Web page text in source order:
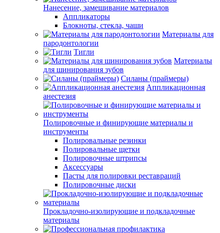
Нанесение, замешивание материалов
Аппликаторы
Блокноты, стекла, чаши
Материалы для
пародонтологии
Тигли
Материалы
для шинирования зубов
Силаны (праймеры)
Аппликационная
анестезия
Полировочные и финирующие материалы и
инструменты
Полировальные резинки
Полировальные щетки
Полировочные штрипсы
Аксессуары
Пасты для полировки реставраций
Полировочные диски
Прокладочно-изолирующие и подкладочные
материалы